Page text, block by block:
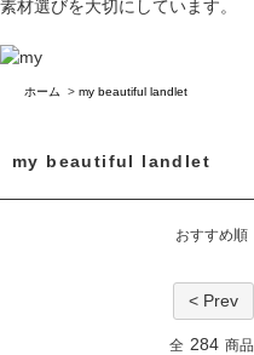
素材選びを大切にしています。
ホーム > my beautiful landlet
my beautiful landlet
おすすめ順
< Prev
全 284 商品